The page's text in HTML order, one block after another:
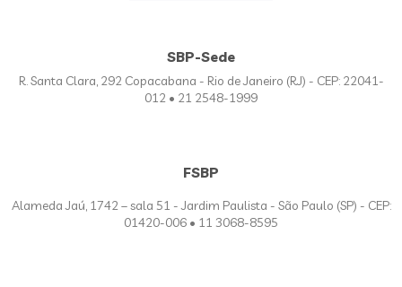
SBP-Sede
R. Santa Clara, 292 Copacabana - Rio de Janeiro (RJ) - CEP: 22041-
012 • 21 2548-1999
FSBP
Alameda Jaú, 1742 – sala 51 - Jardim Paulista - São Paulo (SP) - CEP:
01420-006 • 11 3068-8595